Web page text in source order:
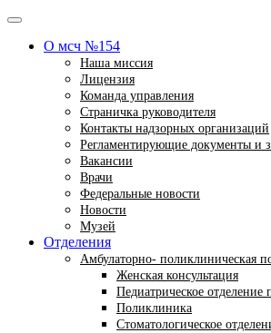
О мсч №154
Наша миссия
Лицензия
Команда управления
Страничка руководителя
Контакты надзорных организаций
Регламентирующие документы и
Вакансии
Врачи
Федеральные новости
Новости
Музей
Отделения
Амбулаторно- поликлиническая
Женская консультация
Педиатрическое отделение
Поликлиника
Стоматологическое